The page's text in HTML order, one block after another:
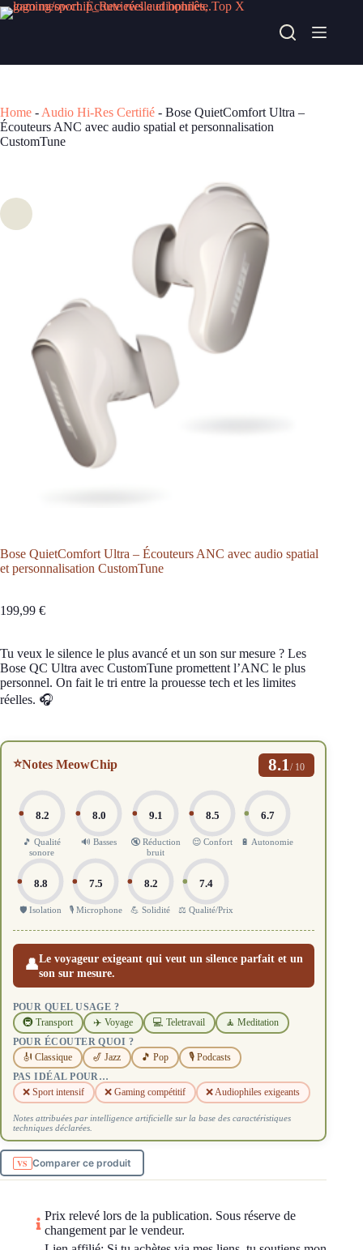
Passer
au
Acheter chez fnac
Home - Audio Hi-Res Certifié - Bose QuietComfort Ultra –
Écouteurs ANC avec audio spatial et personnalisation
CustomTune
Bose QuietComfort Ultra – Écouteurs ANC avec audio spatial
et personnalisation CustomTune
199,99 €
Tu veux le silence le plus avancé et un son sur mesure ? Les
Bose QC Ultra avec CustomTune promettent l’ANC le plus
personnel. On fait le tri entre la prouesse tech et les limites
réelles. 🎧
⭐Notes MeowChip 8.1 / 10
8.2
🎵 Qualité
sonore
8.0
🔊 Basses
9.1
🔇 Réduction
bruit
8.5
😌 Confort
6.7
🔋 Autonomie
8.8
🛡️ Isolation
7.5
🎙️ Microphone
8.2
💪 Solidité
7.4
⚖️ Qualité/Prix
👤Le voyageur exigeant qui veut un silence parfait et un
son sur mesure.
POUR QUEL USAGE ?
🚇 Transport ✈️ Voyage 💻 Teletravail 🧘 Meditation
POUR ÉCOUTER QUOI ?
🎻 Classique 🎷 Jazz 🎵 Pop 🎙️ Podcasts
PAS IDÉAL POUR…
❌ Sport intensif ❌ Gaming compétitif ❌ Audiophiles exigeants
Notes attribuées par intelligence artificielle sur la base des caractéristiques
techniques déclarées.
Comparer ce produit
Prix relevé lors de la publication. Sous réserve de
changement par le vendeur.